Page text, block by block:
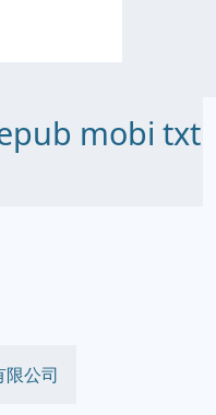
mobi txt
限公司